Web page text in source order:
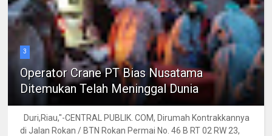
3
Operator Crane PT Bias Nusatama
Ditemukan Telah Meninggal Dunia
Duri,Riau,"-CENTRAL PUBLIK. COM, Dirumah Kontrakkannya
di Jalan Rokan / BTN Rokan Permai No. 46 B RT 02 RW 23,